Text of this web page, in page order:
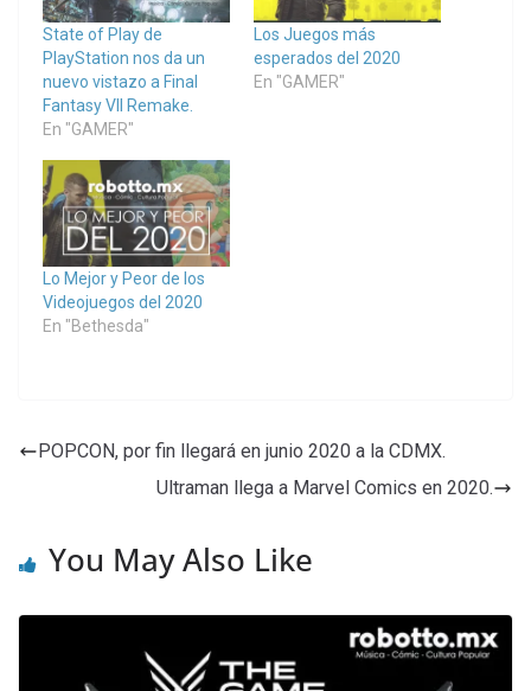
State of Play de
PlayStation nos da un
nuevo vistazo a Final
Fantasy VII Remake.
En "GAMER"
Los Juegos más
esperados del 2020
En "GAMER"
Lo Mejor y Peor de los
Videojuegos del 2020
En "Bethesda"
POPCON, por fin llegará en junio 2020 a la CDMX.
Ultraman llega a Marvel Comics en 2020.
You May Also Like